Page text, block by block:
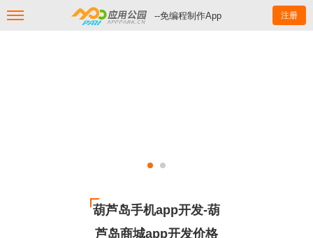
--免编程制作App 注册
葫芦岛手机app开发-葫
芦岛商城app开发价格